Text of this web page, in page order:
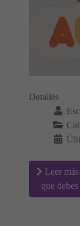
Detalles
Leer
que